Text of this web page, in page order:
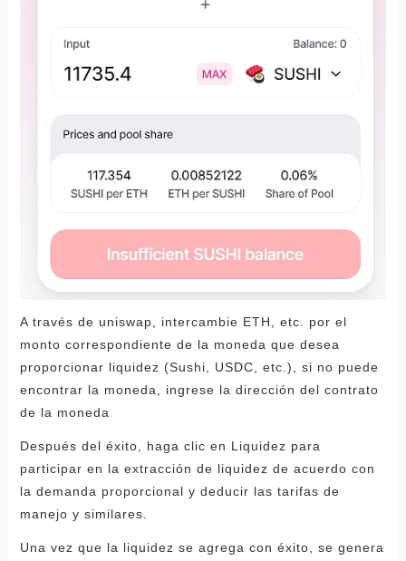
A través de uniswap, intercambie ETH, etc. por el
monto correspondiente de la moneda que desea
proporcionar liquidez (Sushi, USDC, etc.), si no puede
encontrar la moneda, ingrese la dirección del contrato
de la moneda
Después del éxito, haga clic en Liquidez para
participar en la extracción de liquidez de acuerdo con
la demanda proporcional y deducir las tarifas de
manejo y similares.
Una vez que la liquidez se agrega con éxito, se genera